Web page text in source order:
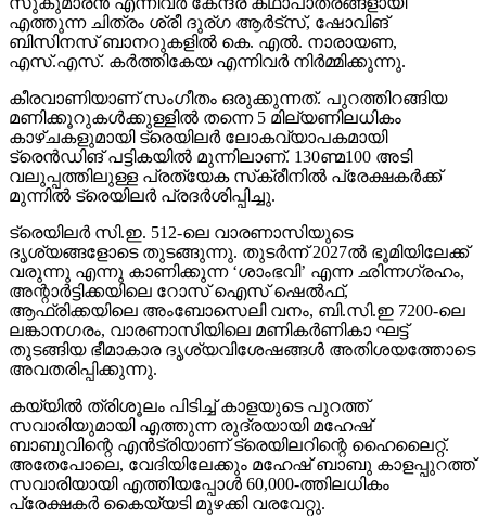
എത്തുന്ന ചിത്രം ശ്രീ ദുര്ഗ ആര്‍ട്‌സ്, ഷോവിങ്
ബിസിനസ് ബാനറുകളില്‍ കെ. എല്‍. നാരായണ,
എസ്.എസ്. കര്‍ത്തികേയ എന്നിവര്‍ നിര്‍മ്മിക്കുന്നു.
കീരവാണിയാണ് സംഗീതം ഒരുക്കുന്നത്. പുറത്തിറങ്ങിയ
മണിക്കൂറുകള്‍ക്കുള്ളില്‍ തന്നെ 5 മില്യണിലധികം
കാഴ്ചകളുമായി ട്രെയിലര്‍ ലോകവ്യാപകമായി
ട്രെന്‍ഡിങ് പട്ടികയില്‍ മുന്നിലാണ്. 130ണ്മ100 അടി
വലുപ്പത്തിലുള്ള പ്രത്യേക സ്‌ക്രീനില്‍ പ്രേക്ഷകര്‍ക്ക്
മുന്നില്‍ ട്രെയിലര്‍ പ്രദര്‍ശിപ്പിച്ചു.
ട്രെയിലര്‍ സി.ഇ. 512-ലെ വാരണാസിയുടെ
ദൃശ്യങ്ങളോടെ തുടങ്ങുന്നു. തുടര്‍ന്ന് 2027ല്‍ ഭൂമിയിലേക്ക്
വരുന്നു എന്നു കാണിക്കുന്ന ‘ശാംഭവി’ എന്ന ഛിന്നഗ്രഹം,
അന്റാര്‍ട്ടിക്കയിലെ റോസ് ഐസ് ഷെല്‍ഫ്,
ആഫ്രിക്കയിലെ അംബോസെലി വനം, ബി.സി.ഇ 7200-ലെ
ലങ്കാനഗരം, വാരണാസിയിലെ മണികര്‍ണികാ ഘട്ട്
തുടങ്ങിയ ഭീമാകാര ദൃശ്യവിശേഷങ്ങള്‍ അതിശയത്തോടെ
അവതരിപ്പിക്കുന്നു.
കയ്യില്‍ ത്രിശൂലം പിടിച്ച് കാളയുടെ പുറത്ത്
സവാരിയുമായി എത്തുന്ന രുദ്രയായി മഹേഷ്
ബാബുവിന്റെ എന്‍ട്രിയാണ് ട്രെയിലറിന്റെ ഹൈലൈറ്റ്.
അതേപോലെ, വേദിയിലേക്കും മഹേഷ് ബാബു കാളപ്പുറത്ത്
സവാരിയായി എത്തിയപ്പോള്‍ 60,000-ത്തിലധികം
പ്രേക്ഷകര്‍ കൈയ്യടി മുഴക്കി വരവേറ്റു.